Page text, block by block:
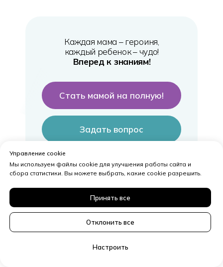
Каждая мама – героиня,
каждый ребенок – чудо!
Вперед к знаниям!
Стать мамой на полную!
Задать вопрос
Cведения об образовательной
Управление cookie
Мы используем файлы cookie для улучшения работы сайта и
сбора статистики. Вы можете выбрать, какие cookie разрешить.
Принять все
Отклонить все
Настроить